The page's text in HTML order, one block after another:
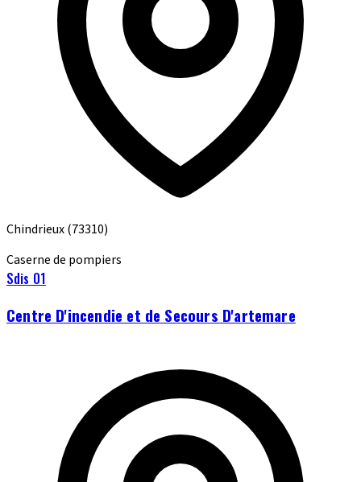
Chindrieux(73310)
Caserne de pompiers
Sdis 01
Centre D'incendie et de Secours D'artemare